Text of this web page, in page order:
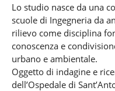
Lo studio nasce da una
scuole di Ingegneria da
rilievo come disciplina
conoscenza e
urbano e ambientale.
Oggetto di indagine e
dell’Ospedale di